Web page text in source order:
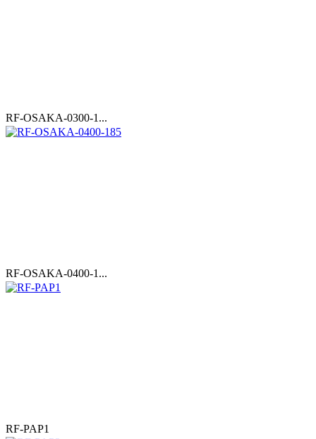
RF-OSAKA-0300-1...
RF-OSAKA-0400-1...
RF-PAP1